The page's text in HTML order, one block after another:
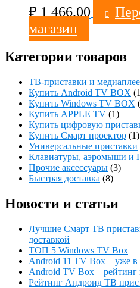
₽ 1 466.00
магазин
Категории товаров
ТВ-приставки и
Купить Android TV BOX
Купить Windows TV BOX
Купить APPLE TV (1)
Купить цифровую
Купить Смарт проектор (1)
Универсальные приставки
Клавиатуры, аэромыши и
Прочие аксессуары (3)
Быстрая доставка (8)
Новости и статьи
Лучшие Смарт ТВ
доставкой
ТОП 5 Windows TV Box
Android 11 TV Box – уже в
Android TV Box – рейтинг
Рейтинг Андроид ТВ